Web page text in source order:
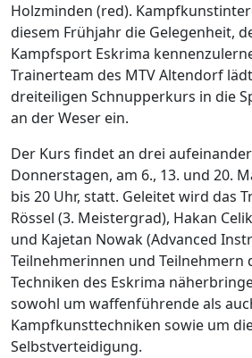
Holzminden (red).
diesem Frühjahr die Gelegenheit,
Kampfsport Eskrima
Trainerteam des MTV Altendorf
dreiteiligen Schnupperkurs in die
an der Weser ein.
Der Kurs findet an drei
Donnerstagen, am 6., 13. und 20.
bis 20 Uhr, statt. Geleitet wird das
Rössel (3. Meistergrad), Hakan
und Kajetan Nowak (Advanced
Teilnehmerinnen und Teilnehmern
Techniken des Eskrima
sowohl um waffenführende als
Kampfkunsttechniken sowie um
Selbstverteidigung.